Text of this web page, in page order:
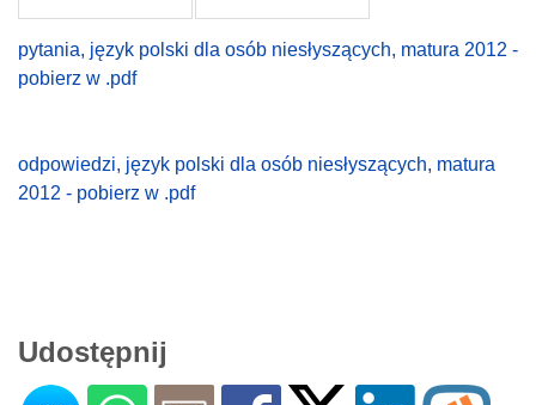
pytania, język polski dla osób niesłyszących, matura 2012 -
pobierz w .pdf
odpowiedzi, język polski dla osób niesłyszących, matura
2012 - pobierz w .pdf
Udostępnij